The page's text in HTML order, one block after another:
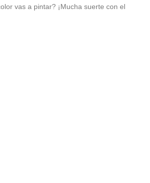
vas a pintar? ¡Mucha suerte con el